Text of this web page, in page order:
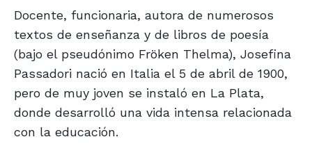
Docente, funcionaria, autora de numerosos
textos de enseñanza y de libros de poesía
(bajo el pseudónimo Fröken Thelma), Josefina
Passadori nació en Italia el 5 de abril de 1900,
pero de muy joven se instaló en La Plata,
donde desarrolló una vida intensa relacionada
con la educación.